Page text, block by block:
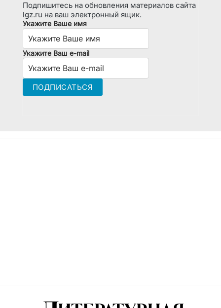
Подпишитесь на обновления материалов сайта
lgz.ru на ваш электронный ящик.
Укажите Ваше имя
Укажите Ваш e-mail